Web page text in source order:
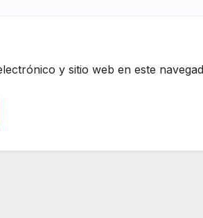
y sitio web en este